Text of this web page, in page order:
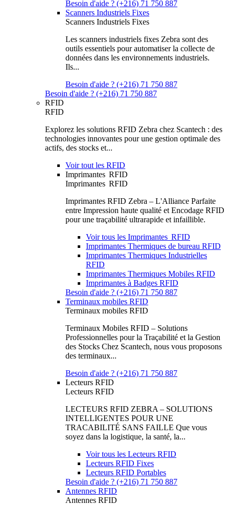
Besoin d'aide ? (+216) 71 750 887
Scanners Industriels Fixes
Scanners Industriels Fixes
Les scanners industriels fixes Zebra sont des
outils essentiels pour automatiser la collecte de
données dans les environnements industriels.
Ils...
Besoin d'aide ? (+216) 71 750 887
Besoin d'aide ? (+216) 71 750 887
RFID
RFID
Explorez les solutions RFID Zebra chez Scantech : des
technologies innovantes pour une gestion optimale des
actifs, des stocks et...
Voir tout les RFID
Imprimantes RFID
Imprimantes RFID
Imprimantes RFID Zebra – L'Alliance Parfaite
entre Impression haute qualité et Encodage RFID
pour une traçabilité ultrarapide et infaillible.
Voir tous les Imprimantes RFID
Imprimantes Thermiques de bureau RFID
Imprimantes Thermiques Industrielles
RFID
Imprimantes Thermiques Mobiles RFID
Imprimantes à Badges RFID
Besoin d'aide ? (+216) 71 750 887
Terminaux mobiles RFID
Terminaux mobiles RFID
Terminaux Mobiles RFID – Solutions
Professionnelles pour la Traçabilité et la Gestion
des Stocks Chez Scantech, nous vous proposons
des terminaux...
Besoin d'aide ? (+216) 71 750 887
Lecteurs RFID
Lecteurs RFID
LECTEURS RFID ZEBRA – SOLUTIONS
INTELLIGENTES POUR UNE
TRACABILITÉ SANS FAILLE Que vous
soyez dans la logistique, la santé, la...
Voir tous les Lecteurs RFID
Lecteurs RFID Fixes
Lecteurs RFID Portables
Besoin d'aide ? (+216) 71 750 887
Antennes RFID
Antennes RFID